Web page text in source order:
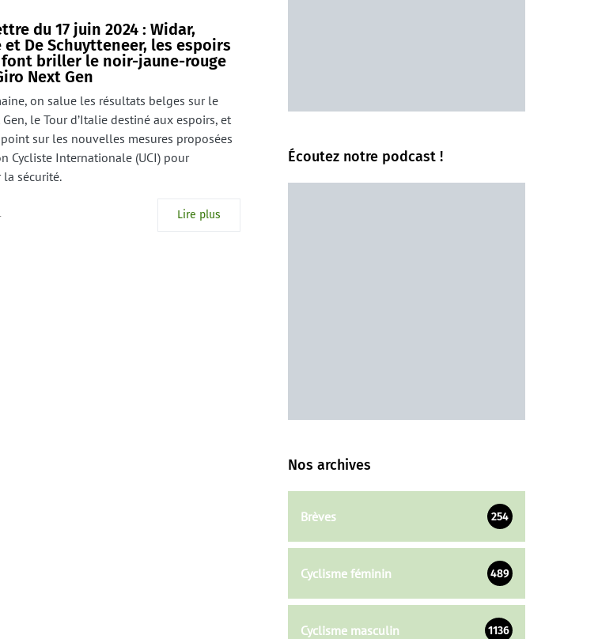
du 17 juin 2024 : Widar,
et De Schuytteneer, les espoirs
font briller le noir-jaune-rouge
Next Gen
on salue les résultats belges sur le
le Tour d’Italie destiné aux espoirs, et
sur les nouvelles mesures proposées
Cycliste Internationale (UCI) pour
sécurité.
Lire plus
Écoutez notre podcast !
Nos archives
Brèves 254
Cyclisme féminin 489
Cyclisme masculin 1136